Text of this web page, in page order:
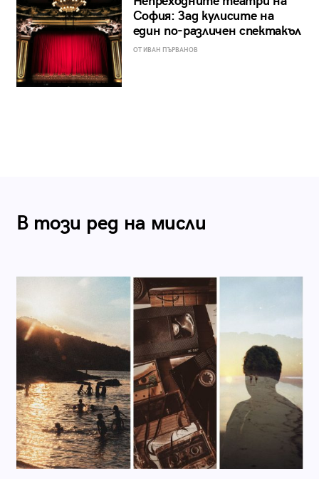
София: Зад кулисите на
един по-различен спектакъл
ОТ ИВАН ПЪРВАНОВ
В този ред на мисли